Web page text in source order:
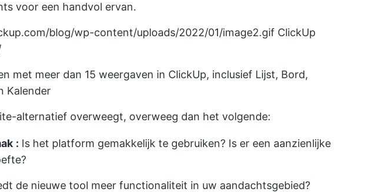
voor een handvol ervan.
blog/wp-content/uploads/2022/01/image2.gif ClickUp
met meer dan 15 weergaven in ClickUp, inclusief Lijst, Bord,
Kalender
alternatief overweegt, overweeg dan het volgende:
: Is het platform gemakkelijk te gebruiken? Is er een aanzienlijke
de nieuwe tool meer functionaliteit in uw aandachtsgebied?